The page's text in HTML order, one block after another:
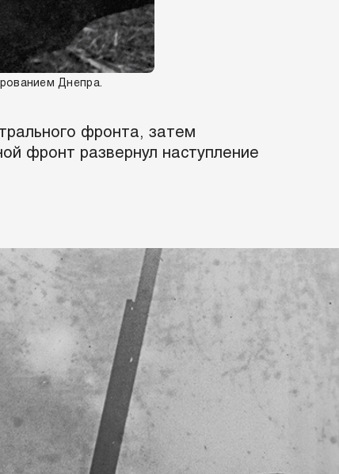
Днепра.
фронта, затем
фронт развернул наступление